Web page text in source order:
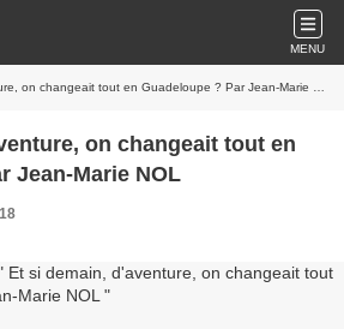
MENU
on changeait tout en Guadeloupe ? Par Jean-Marie NOL
on changeait tout en
Jean-Marie NOL